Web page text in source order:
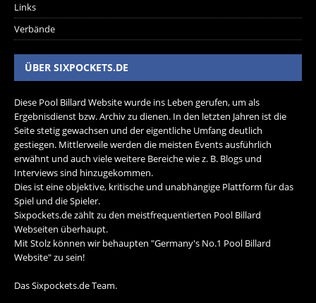
Links
Verbände
ÜBER SIXPOCKETS.DE
Diese Pool Billard Website wurde ins Leben gerufen, um als
Ergebnisdienst bzw. Archiv zu dienen. In den letzten Jahren ist die
Seite stetig gewachsen und der eigentliche Umfang deutlich
gestiegen. Mittlerweile werden die meisten Events ausführlich
erwähnt und auch viele weitere Bereiche wie z. B. Blogs und
Interviews sind hinzugekommen.
Dies ist eine objektive, kritische und unabhängige Plattform für das
Spiel und die Spieler.
Sixpockets.de zählt zu den meistfrequentierten Pool Billard
Webseiten überhaupt.
Mit Stolz können wir behaupten "Germany's No.1 Pool Billard
Website" zu sein!
Das Sixpockets.de Team.